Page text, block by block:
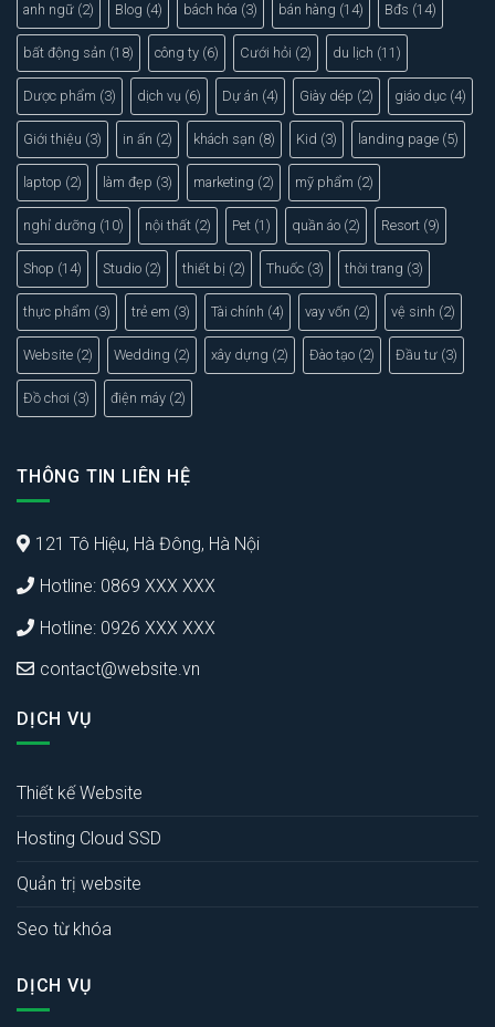
anh ngữ (2) Blog (4) bách hóa (3) bán hàng (14) Bđs (14)
bất động sản (18) công ty (6) Cưới hỏi (2) du lịch (11)
Dược phẩm (3) dịch vụ (6) Dự án (4) Giày dép (2) giáo dục (4)
Giới thiệu (3) in ấn (2) khách sạn (8) Kid (3) landing page (5)
laptop (2) làm đẹp (3) marketing (2) mỹ phẩm (2)
nghỉ dưỡng (10) nội thất (2) Pet (1) quần áo (2) Resort (9)
Shop (14) Studio (2) thiết bị (2) Thuốc (3) thời trang (3)
thực phẩm (3) trẻ em (3) Tài chính (4) vay vốn (2) vệ sinh (2)
Website (2) Wedding (2) xây dựng (2) Đào tạo (2) Đầu tư (3)
Đồ chơi (3) điện máy (2)
THÔNG TIN LIÊN HỆ
121 Tô Hiệu, Hà Đông, Hà Nội
Hotline: 0869 XXX XXX
Hotline: 0926 XXX XXX
contact@website.vn
DỊCH VỤ
Thiết kế Website
Hosting Cloud SSD
Quản trị website
Seo từ khóa
DỊCH VỤ